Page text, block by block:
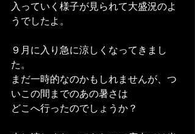
入っていく様子が見られて大盛況のよ
うでしたよ。
９月に入り急に涼しくなってきまし
た。
まだ一時的なのかもしれませんが、つ
いこの間までのあの暑さは
どこへ行ったのでしょうか？